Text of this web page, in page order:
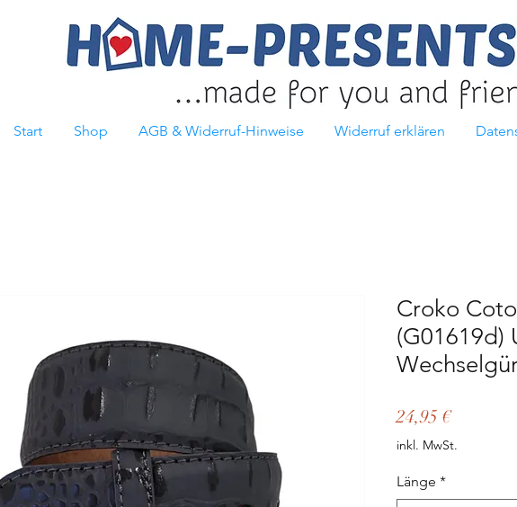
Start Shop AGB & Widerruf-Hinweise Widerruf erklären
Croko
(G01619d)
24,95 €Preis
inkl. MwSt.
Länge *